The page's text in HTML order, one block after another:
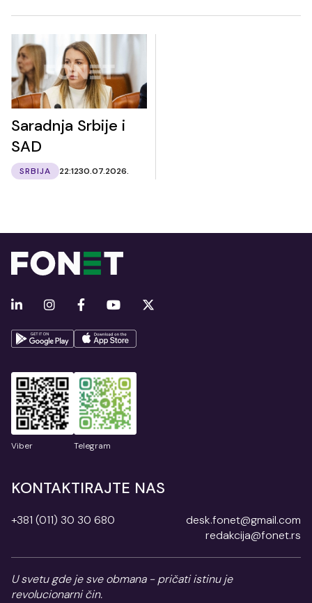
Saradnja Srbije i
SAD
SRBIJA 22:1230.07.2026.
Viber Telegram
KONTAKTIRAJTE NAS
+381 (011) 30 30 680
desk.fonet@gmail.com
redakcija@fonet.rs
U svetu gde je sve obmana - pričati istinu je
revolucionarni čin.